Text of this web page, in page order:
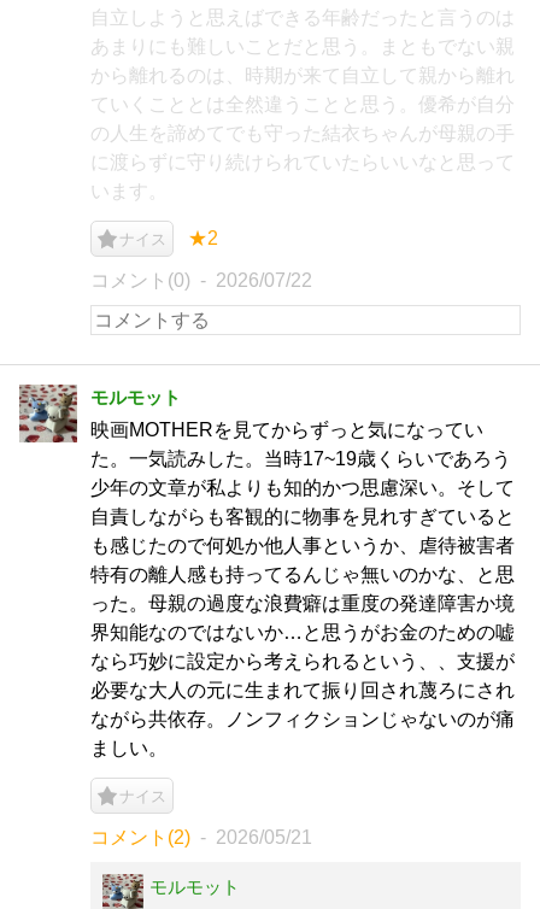
自立しようと思えばできる年齢だったと言うのは
あまりにも難しいことだと思う。まともでない親
から離れるのは、時期が来て自立して親から離れ
ていくこととは全然違うことと思う。優希が自分
の人生を諦めてでも守った結衣ちゃんが母親の手
に渡らずに守り続けられていたらいいなと思って
います。
ナイス ★2
コメント(0) 2026/07/22
モルモット
映画MOTHERを見てからずっと気になってい
た。一気読みした。当時17~19歳くらいであろう
少年の文章が私よりも知的かつ思慮深い。そして
自責しながらも客観的に物事を見れすぎていると
も感じたので何処か他人事というか、虐待被害者
特有の離人感も持ってるんじゃ無いのかな、と思
った。母親の過度な浪費癖は重度の発達障害か境
界知能なのではないか…と思うがお金のための嘘
なら巧妙に設定から考えられるという、、支援が
必要な大人の元に生まれて振り回され蔑ろにされ
ながら共依存。ノンフィクションじゃないのが痛
ましい。
ナイス
コメント(2) 2026/05/21
モルモット